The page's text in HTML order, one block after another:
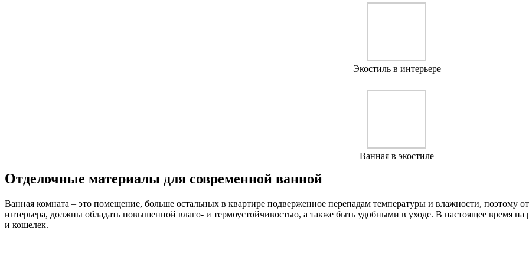
Экостиль в интерьере
Ванная в экостиле
Отделочные материалы для современной ванной
Ванная комната – это помещение, больше остальных в квартире подверженное перепадам температуры и влажности, поэтому
интерьера, должны обладать повышенной влаго- и термоустойчивостью, а также быть удобными в уходе. В настоящее время на
и кошелек.